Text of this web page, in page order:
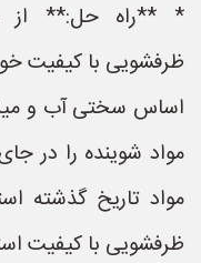
* **راه حل:** از
ظرفشویی با کیفیت
اساس سختی آب و
مواد شوینده را در
مواد تاریخ گذشته
ظرفشویی با کیفیت